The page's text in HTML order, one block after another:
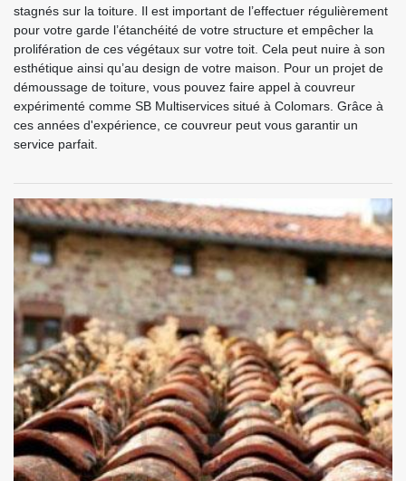
stagnés sur la toiture. Il est important de l’effectuer régulièrement
pour votre garde l’étanchéité de votre structure et empêcher la
prolifération de ces végétaux sur votre toit. Cela peut nuire à son
esthétique ainsi qu’au design de votre maison. Pour un projet de
démoussage de toiture, vous pouvez faire appel à couvreur
expérimenté comme SB Multiservices situé à Colomars. Grâce à
ces années d'expérience, ce couvreur peut vous garantir un
service parfait.